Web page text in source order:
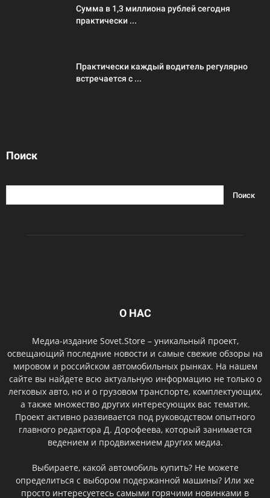
Сумма в 1,3 миллиона рублей сегодня
практически ...
Практически каждый водитель регулярно
встречается с ...
Поиск
О НАС
Медиа-издание Sovet.Store – уникальный проект,
освещающий последние новости и самые свежие обзоры на
мировом и российском автомобильных рынках. На нашем
сайте вы найдете всю актуальную информацию не только о
легковых авто, но и о грузовом транспорте, комплектующих,
а также множество других интересующих вас тематик.
Проект активно развивается под руководством опытного
главного редактора Д. Дорофеева, который занимается
ведением и продвижением других медиа.
Выбираете, какой автомобиль купить? Не можете
определиться с выбором подержанной машины? Или же
просто интересуетесь самыми горячими новинками в